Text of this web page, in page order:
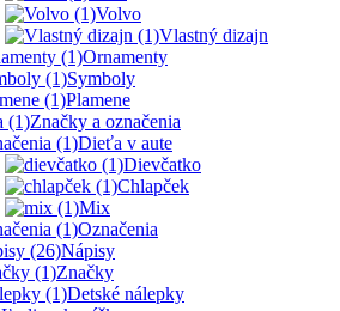
Volvo
Vlastný dizajn
Ornamenty
Symboly
Plamene
Značky a označenia
Dieťa v aute
Dievčatko
Chlapček
Mix
Označenia
Nápisy
Značky
Detské nálepky